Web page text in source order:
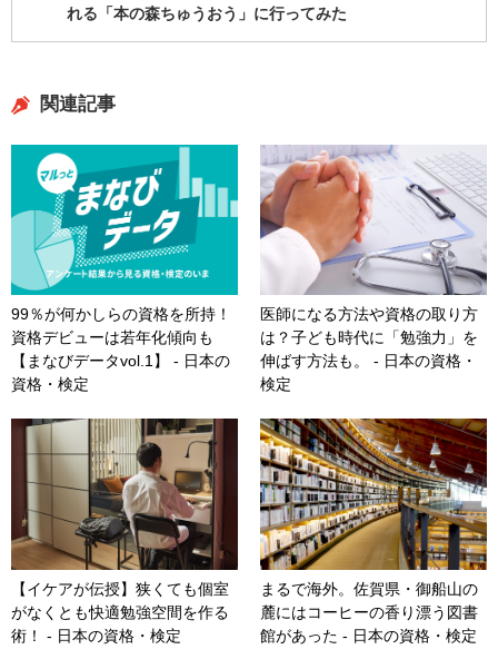
れる「本の森ちゅうおう」に行ってみた
関連記事
99％が何かしらの資格を所持！
資格デビューは若年化傾向も
【まなびデータvol.1】 - 日本の
資格・検定
医師になる方法や資格の取り方
は？子ども時代に「勉強力」を
伸ばす方法も。 - 日本の資格・
検定
【イケアが伝授】狭くても個室
がなくとも快適勉強空間を作る
術！ - 日本の資格・検定
まるで海外。佐賀県・御船山の
麓にはコーヒーの香り漂う図書
館があった - 日本の資格・検定